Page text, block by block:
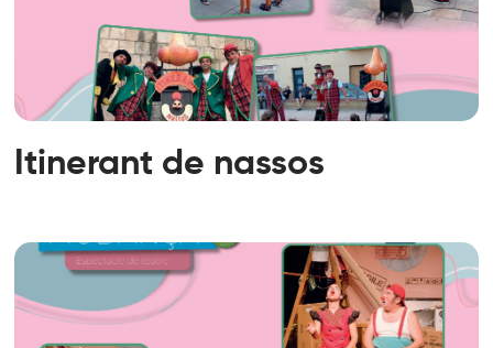
Itinerant de nassos